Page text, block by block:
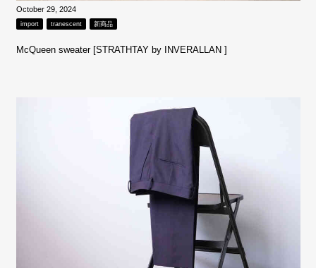
October 29, 2024
import tranescent 新商品
McQueen sweater [STRATHTAY by INVERALLAN ]